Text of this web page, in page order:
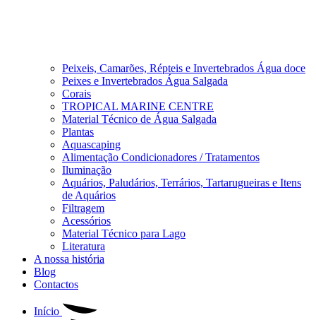
Peixeis, Camarões, Répteis e Invertebrados Água doce
Peixes e Invertebrados Água Salgada
Corais
TROPICAL MARINE CENTRE
Material Técnico de Água Salgada
Plantas
Aquascaping
Alimentação Condicionadores / Tratamentos
Iluminação
Aquários, Paludários, Terrários, Tartarugueiras e Itens
de Aquários
Filtragem
Acessórios
Material Técnico para Lago
Literatura
A nossa história
Blog
Contactos
Início